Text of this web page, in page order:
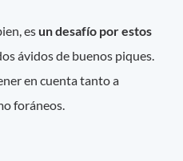
es un desafío por estos
ávidos de buenos piques.
en cuenta tanto a
foráneos.